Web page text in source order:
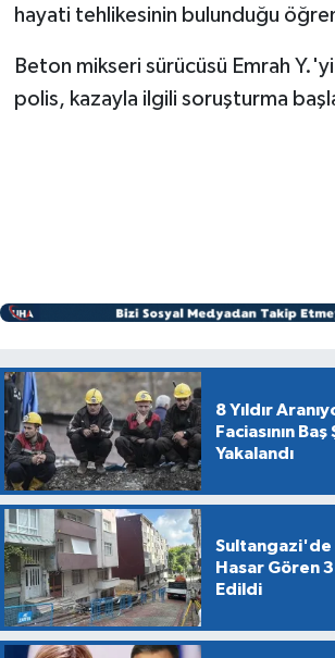
hayati tehlikesinin bulunduğu
Beton mikseri sürücüsü Emrah
polis, kazayla ilgili soruşturma
8 Yıldır
Faciasının
Yakalandı
Sultangazi'de
Hasar Gören
Edildi